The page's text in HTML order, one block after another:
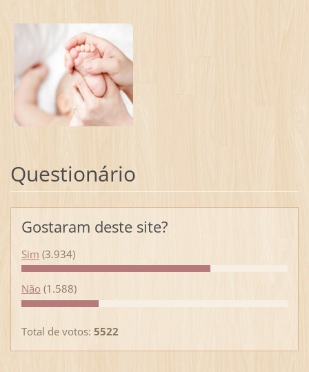
Questionário
Gostaram deste site?
Sim (3.934)
Não (1.588)
Total de votos: 5522